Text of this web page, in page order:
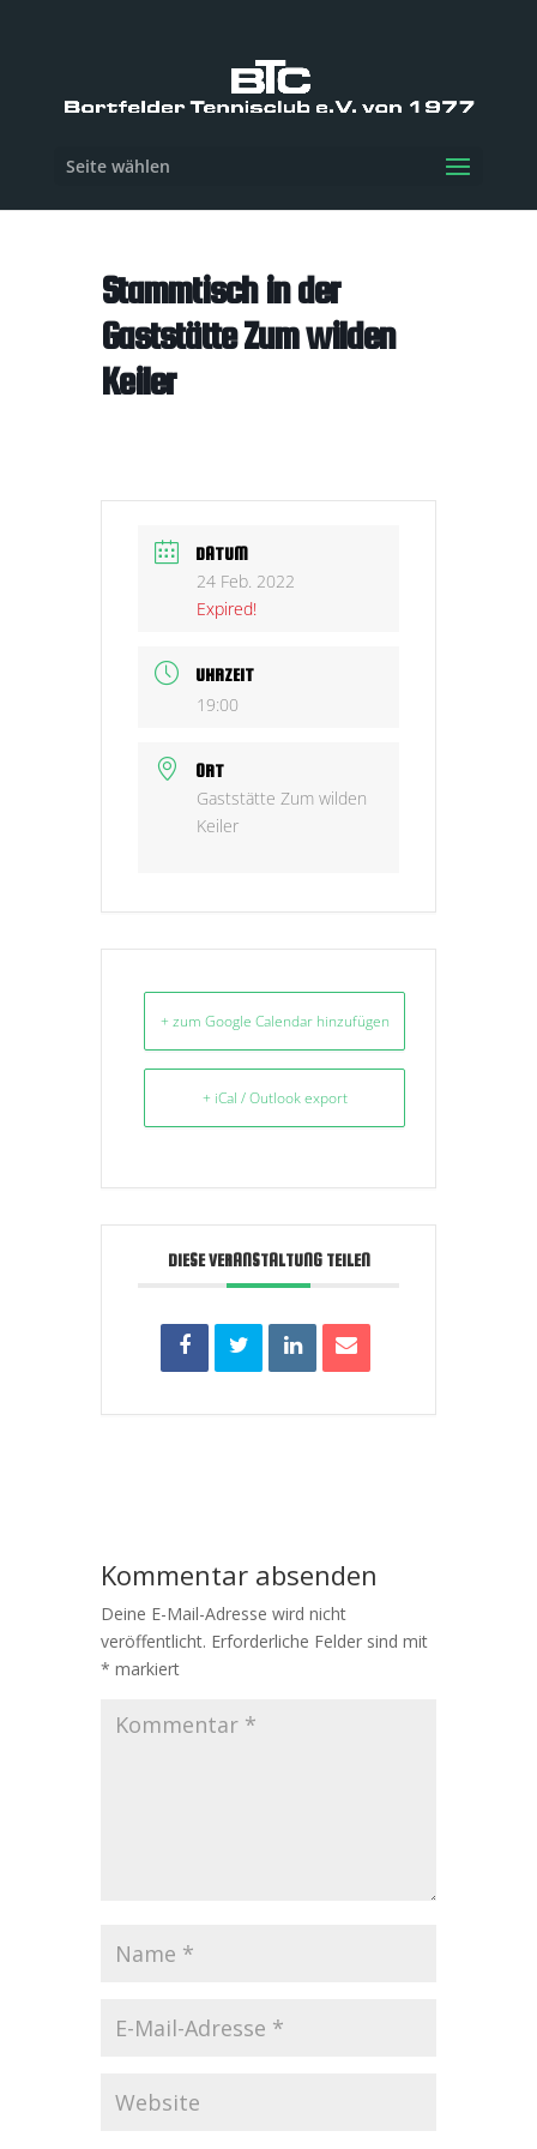
Seite wählen
Stammtisch in der
Gaststätte Zum wilden
Keiler
DATUM
24 Feb. 2022
Expired!
UHRZEIT
19:00
ORT
Gaststätte Zum wilden
Keiler
+ zum Google Calendar hinzufügen
+ iCal / Outlook export
DIESE VERANSTALTUNG TEILEN
Kommentar absenden
Deine E-Mail-Adresse wird nicht
veröffentlicht. Erforderliche Felder sind mit
* markiert